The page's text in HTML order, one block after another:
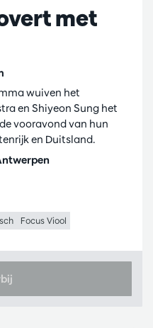
met
wuiven het
en Shiyeon Sung het
vooravond van hun
en Duitsland.
Focus Viool